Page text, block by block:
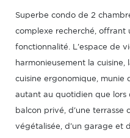
Superbe condo de 2
complexe recherché,
fonctionnalité. L'espace de
harmonieusement la cuisine,
cuisine ergonomique, munie
autant au quotidien que lors
balcon privé, d'une terrasse
végétalisée, d'un garage et